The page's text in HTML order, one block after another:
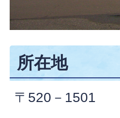
所在地
〒520－1501